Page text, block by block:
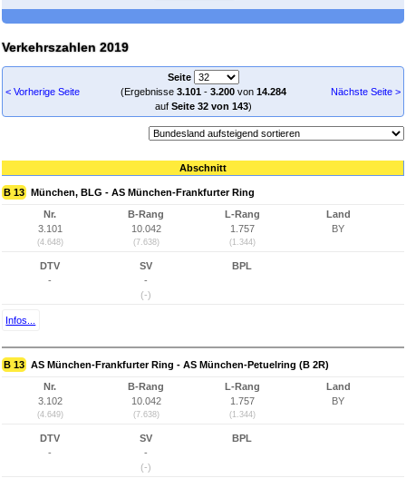
Verkehrszahlen 2019
< Vorherige Seite
Seite
(Ergebnisse 3.101- 3.200von 14.284
auf Seite 32 von 143)
Nächste Seite >
Abschnitt
B 13 München, BLG - AS München-Frankfurter Ring
Nr.
3.101
(4.648)
B-Rang
10.042
(7.638)
L-Rang
1.757
(1.344)
Land
BY
DTV
-
SV
-
(-)
BPL
Infos...
B 13 AS München-Frankfurter Ring - AS München-Petuelring (B 2R)
Nr.
3.102
(4.649)
B-Rang
10.042
(7.638)
L-Rang
1.757
(1.344)
Land
BY
DTV
-
SV
-
(-)
BPL